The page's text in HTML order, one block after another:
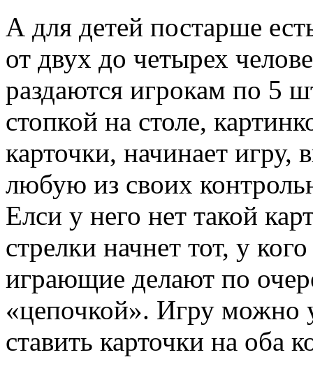
А для детей постарше
от двух до четырех
раздаются игрокам по 5
стопкой на столе,
карточки, начинает игру,
любую из своих
Елси у него нет такой
стрелки начнет тот, у
играющие делают по
«цепочкой». Игру можно
ставить карточки на оба